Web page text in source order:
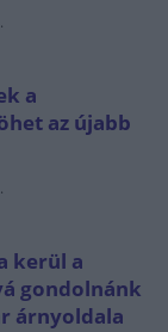
a
az újabb
kerül a
gondolnánk
árnyoldala